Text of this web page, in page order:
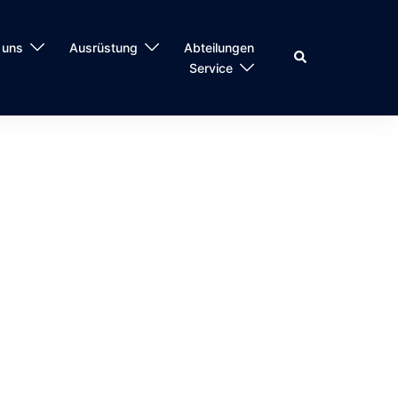
Ausrüstung
Abteilungen
Service